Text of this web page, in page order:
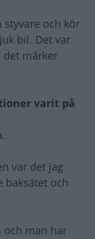
och kör
bil. Det var
märker
varit på
var det jag
baksätet och
och man har